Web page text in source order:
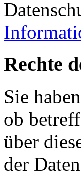
Rechte
Sie
ob
über
der